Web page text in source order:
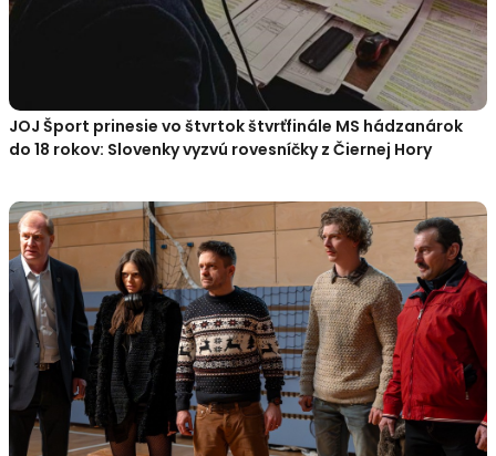
JOJ Šport prinesie vo štvrtok štvrťfinále MS hádzanárok
do 18 rokov: Slovenky vyzvú rovesníčky z Čiernej Hory